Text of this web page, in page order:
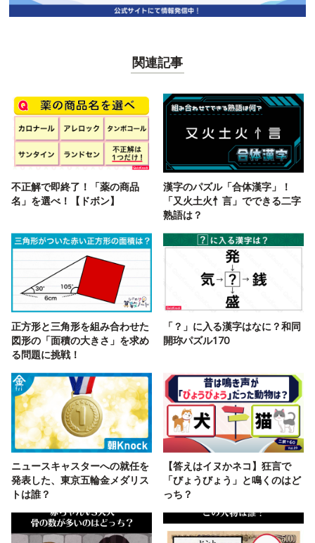
関連記事
不正解で即終了！「薬の商品
名」を選べ！【ドボン】
漢字のパズル「合体漢字」！
「又火土火忄言」でできる二字
熟語は？
正方形と三角形を組み合わせた
図形の「面積の大きさ」を求め
る問題に挑戦！
「？」に入る漢字はなに？和同
開珎パズル170
ニュースキャスターへの就任を
発表した、東京五輪金メダリス
トは誰？
【答えはイヌかネコ】狂言で
「びょうびょう」と鳴くのはど
っち？